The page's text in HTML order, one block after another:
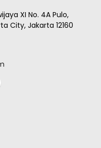
XI No. 4A Pulo,
City, Jakarta 12160